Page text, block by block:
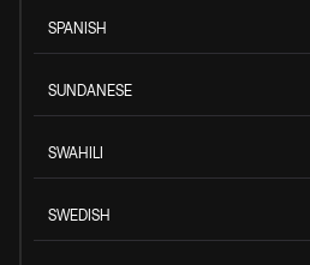
SPANISH
SUNDANESE
SWAHILI
SWEDISH